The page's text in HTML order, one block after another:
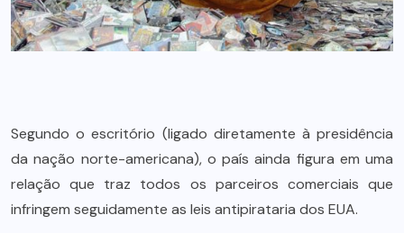
Segundo o escritório (ligado diretamente à presidência
da nação norte-americana), o país ainda figura em uma
relação que traz todos os parceiros comerciais que
infringem seguidamente as leis antipirataria dos EUA.